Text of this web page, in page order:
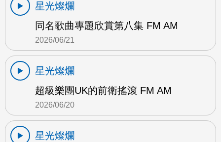
星光燦爛
同名歌曲專題欣賞第八集 FM AM
2026/06/21
星光燦爛
超級樂團UK的前衛搖滾 FM AM
2026/06/20
星光燦爛